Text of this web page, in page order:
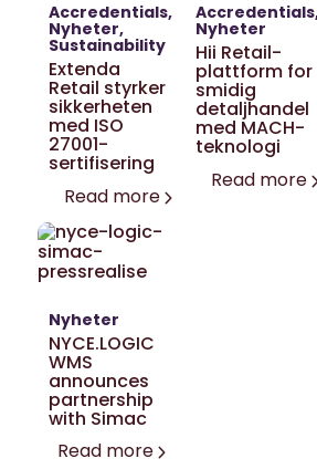
Accredentials
Nyheter
Sustainability
Extenda
Retail styrker
sikkerheten
med ISO
27001-
sertifisering
Read more
Accredentials
Nyheter
Hii Retail-
plattform for
smidig
detaljhandel
med MACH-
teknologi
Read more
Nyheter
NYCE.LOGIC
WMS
announces
partnership
with Simac
Read more